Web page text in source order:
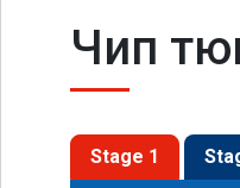
Чип
Stage 1